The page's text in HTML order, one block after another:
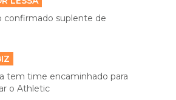
confirmado suplente de
tem time encaminhado para
o Athletic